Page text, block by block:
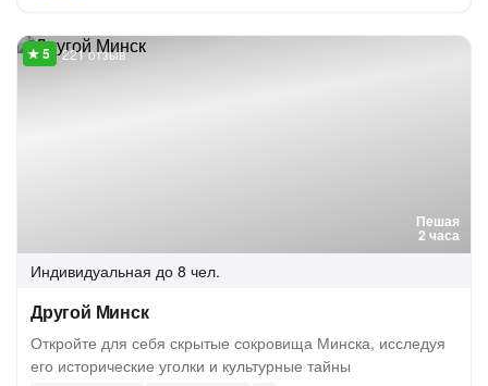
Пешая
2 часа
221 отзыв
Индивидуальная до 8 чел.
Другой Минск
Откройте для себя скрытые сокровища Минска, исследуя
его исторические уголки и культурные тайны